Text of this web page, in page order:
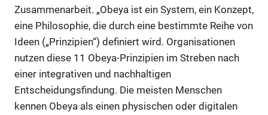
Zusammenarbeit. „Obeya ist ein System, ein Konzept,
eine Philosophie, die durch eine bestimmte Reihe von
Ideen („Prinzipien“) definiert wird. Organisationen
nutzen diese 11 Obeya-Prinzipien im Streben nach
einer integrativen und nachhaltigen
Entscheidungsfindung. Die meisten Menschen
kennen Obeya als einen physischen oder digitalen